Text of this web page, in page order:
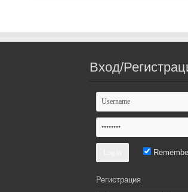
Вход/
Регистрация